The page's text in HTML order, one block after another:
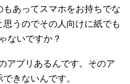
あってスマホをお持ちでな
うのでその人向けに紙でも
ないですか？
アプリあるんです。そのア
きないんです。